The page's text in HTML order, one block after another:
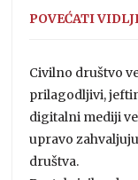
POVEĆATI
Civilno društvo
prilagodljivi,
digitalni mediji
upravo
društva.